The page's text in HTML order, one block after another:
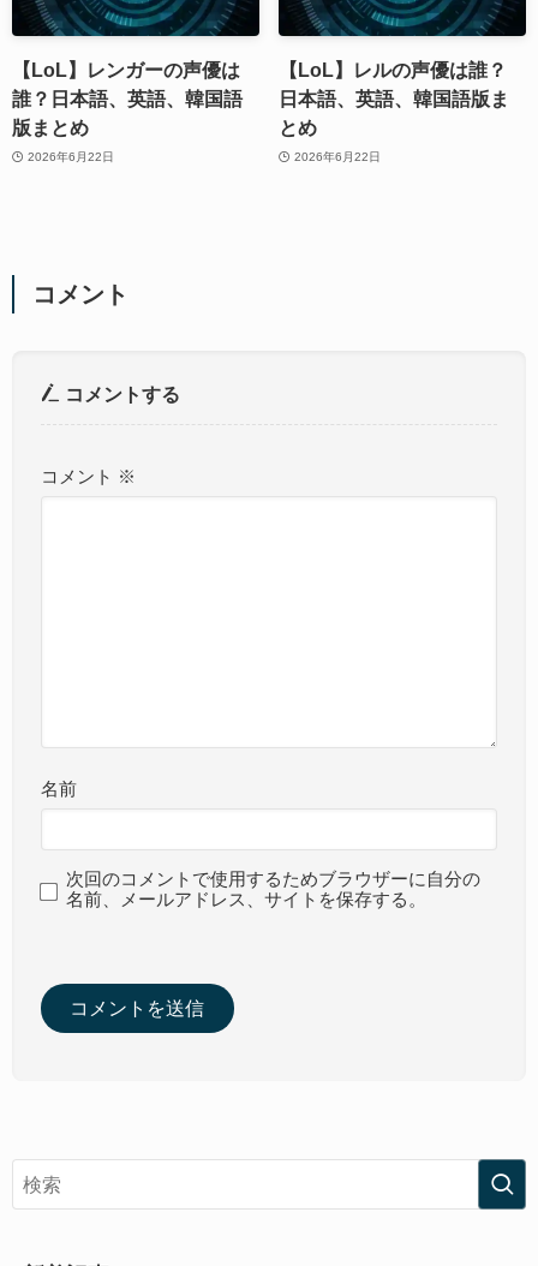
【LoL】レンガーの声優は
誰？日本語、英語、韓国語
版まとめ
2026年6月22日
【LoL】レルの声優は誰？
日本語、英語、韓国語版ま
とめ
2026年6月22日
コメント
コメントする
コメント ※
名前
次回のコメントで使用するためブラウザーに自分の
名前、メールアドレス、サイトを保存する。